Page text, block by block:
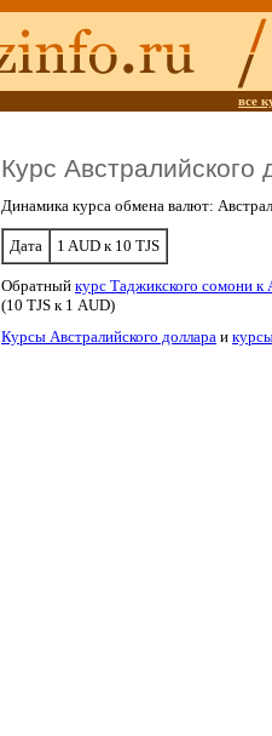
все
Курс
Динамика курса обмена валют:
Дата 1 AUD к 10 TJS
Обратный курс Таджикского сомони к
(10 TJS к 1 AUD)
Курсы Австралийского доллара и